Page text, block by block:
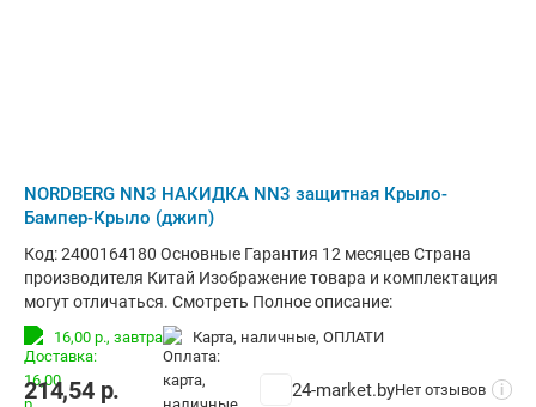
NORDBERG NN3 НАКИДКА NN3 защитная Крыло-
Бампер-Крыло (джип)
Код: 2400164180 Основные Гарантия 12 месяцев Страна
производителя Китай Изображение товара и комплектация
могут отличаться. Смотреть Полное описание:
16,00 р., завтра карта, наличные, ОПЛАТИ
214,54р. 24-market.byНет отзывов i